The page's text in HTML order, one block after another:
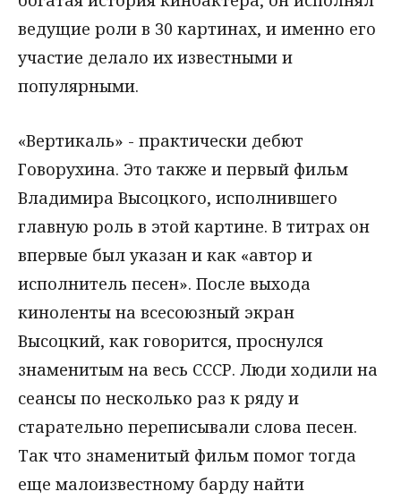
ведущие роли в 30 картинах, и именно его
участие делало их известными и
популярными.
«Вертикаль» - практически дебют
Говорухина. Это также и первый фильм
Владимира Высоцкого, исполнившего
главную роль в этой картине. В титрах он
впервые был указан и как «автор и
исполнитель песен». После выхода
киноленты на всесоюзный экран
Высоцкий, как говорится, проснулся
знаменитым на весь СССР. Люди ходили на
сеансы по несколько раз к ряду и
старательно переписывали слова песен.
Так что знаменитый фильм помог тогда
еще малоизвестному барду найти